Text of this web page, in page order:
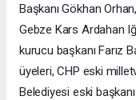
Başkanı Gökhan
Gebze Kars Ardahan
kurucu başkanı Farız
üyeleri, CHP eski
Belediyesi eski